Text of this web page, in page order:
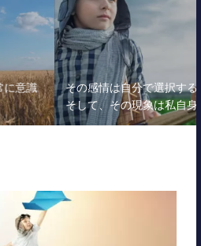
識
その感情は自分で選択する！
そして、その現象は私自身…